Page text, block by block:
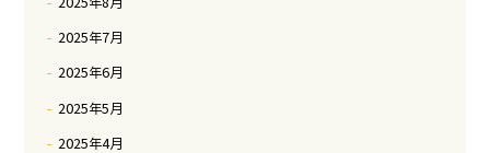
2025年7月
2025年6月
2025年5月
2025年4月